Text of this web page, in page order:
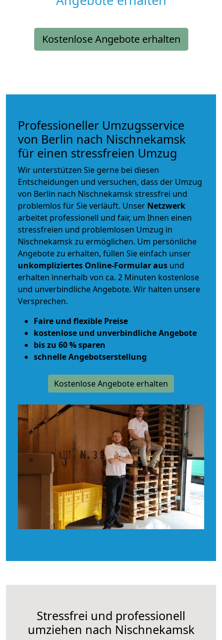
Kostenlose Angebote erhalten
Professioneller Umzugsservice
von Berlin nach Nischnekamsk
für einen stressfreien Umzug
Wir unterstützen Sie gerne bei diesen
Entscheidungen und versuchen, dass der Umzug
von Berlin nach Nischnekamsk stressfrei und
problemlos für Sie verläuft. Unser Netzwerk
arbeitet professionell und fair, um Ihnen einen
stressfreien und problemlosen Umzug in
Nischnekamsk zu ermöglichen. Um persönliche
Angebote zu erhalten, füllen Sie einfach unser
unkompliziertes Online-Formular aus und
erhalten innerhalb von ca. 2 Minuten kostenlose
und unverbindliche Angebote. Wir halten unsere
Versprechen.
Faire und flexible Preise
kostenlose und unverbindliche Angebote
bis zu 60 % sparen
schnelle Angebotserstellung
Kostenlose Angebote erhalten
Stressfrei und professionell
umziehen nach Nischnekamsk